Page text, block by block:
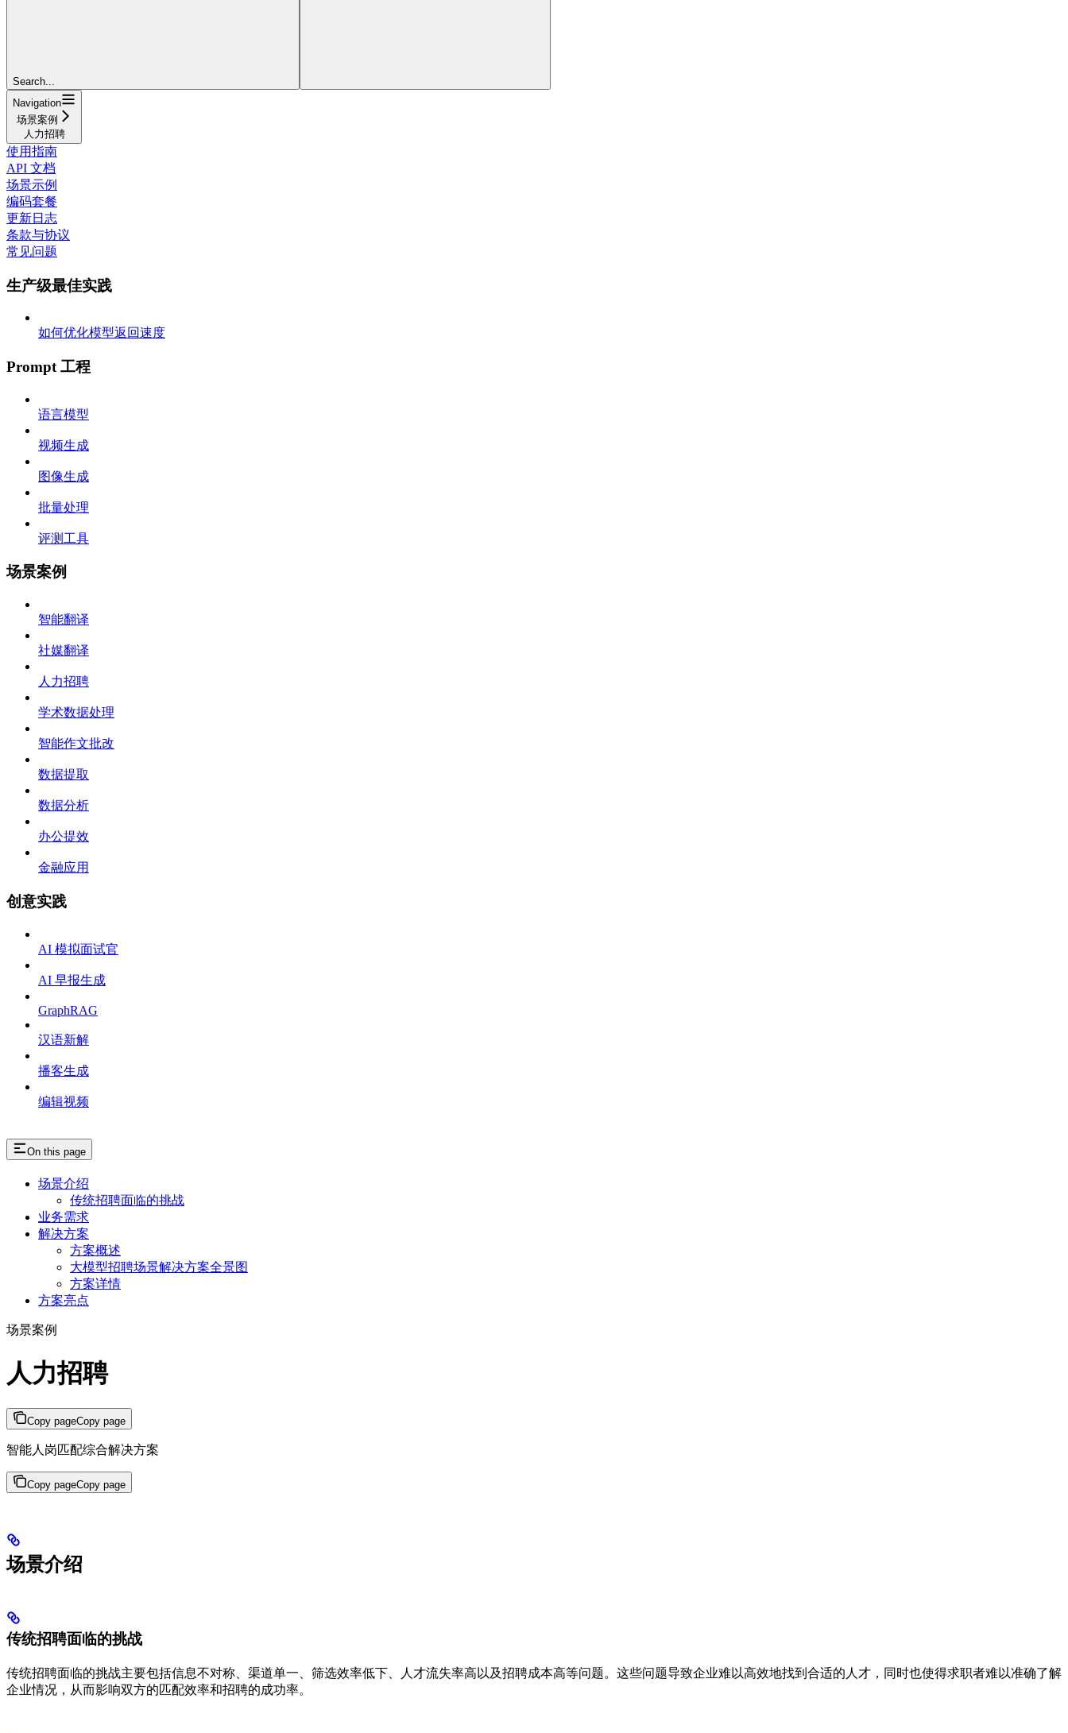
Search...
Navigation
场景案例
人力招聘
使用指南
API 文档
场景示例
编码套餐
更新日志
条款与协议
常见问题
生产级最佳实践
如何优化模型返回速度
Prompt 工程
语言模型
视频生成
图像生成
批量处理
评测工具
场景案例
智能翻译
社媒翻译
人力招聘
学术数据处理
智能作文批改
数据提取
数据分析
办公提效
金融应用
创意实践
AI 模拟面试官
AI 早报生成
GraphRAG
汉语新解
播客生成
编辑视频
On this page
场景介绍
传统招聘面临的挑战
业务需求
解决方案
方案概述
大模型招聘场景解决方案全景图
方案详情
方案亮点
场景案例
人力招聘
Copy pageCopy page
智能人岗匹配综合解决方案
Copy pageCopy page
场景介绍
传统招聘面临的挑战
传统招聘面临的挑战主要包括信息不对称、渠道单一、筛选效率低下、人才流失率高以及招聘成本高等问题。这些问题导致企业难以高效地找到合适的人才，同时也使得求职者难以准确了解
企业情况，从而影响双方的匹配效率和招聘的成功率。